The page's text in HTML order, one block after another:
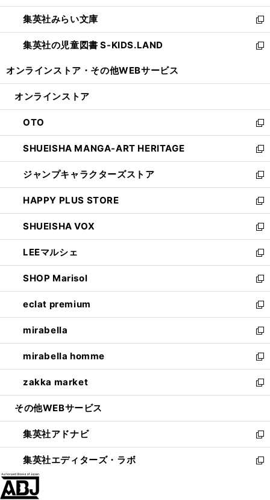
開
く
ウ
で
開
く
ン
ド
ウ
で
ウ
ィ
ン
ド
開
集英社みらい文庫
新
し
い
ン
ウ
で
開
く
集英社の児童図書 S-KIDS.LAND
新
ウ
ン
ド
ウ
で
開
く
オンラインストア・ その他WEBサービス
オンラインストア
OTO
新
し
い
ウ
ィ
ン
ド
ウ
で
開
く
SHUEISHA MANGA-ART HERITAGE
新
し
い
ウ
ィ
ン
ド
ウ
で
開
く
ジャンプキャラクターズストア
新
し
い
ウ
ィ
ン
ド
ウ
で
開
く
HAPPY PLUS STORE
新
し
い
ウ
ィ
ン
ド
ウ
で
開
く
SHUEISHA VOX
新
し
い
ウ
ィ
ン
ド
ウ
で
開
く
LEEマルシェ
新
し
い
ウ
ィ
ン
ド
ウ
で
開
く
SHOP Marisol
新
し
い
ウ
ィ
ン
ド
ウ
で
開
eclat premium
新
し
い
ウ
ィ
ン
ド
ウ
開
く
mirabella
新
し
い
ウ
ィ
ン
ウ
で
開
く
mirabella homme
新
し
い
ウ
ン
ド
ウ
で
zakka market
新
し
ウ
ィ
ン
ド
その他WEBサービス
集英社アドナビ
新
し
い
集英社エディターズ・ラボ
新